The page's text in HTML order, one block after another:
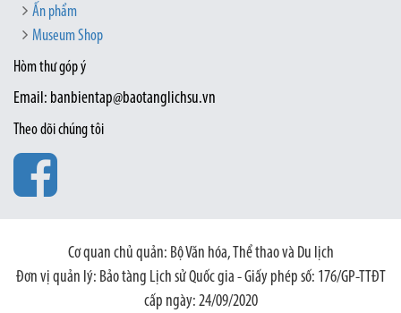
Ấn phẩm
Museum Shop
Hòm thư góp ý
Email: banbientap@baotanglichsu.vn
Theo dõi chúng tôi
Cơ quan chủ quản: Bộ Văn hóa, Thể thao và Du lịch
Đơn vị quản lý: Bảo tàng Lịch sử Quốc gia - Giấy phép số: 176/GP-TTĐT
cấp ngày: 24/09/2020